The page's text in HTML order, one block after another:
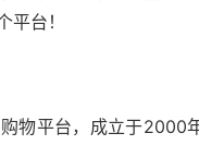
台！
物平台，成立于2000